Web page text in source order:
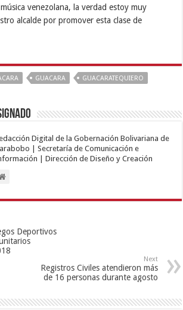
venezolana, la verdad estoy muy
alcalde por promover esta clase de
GUACARA GUACARATEQUIERO
Digital de la Gobernación Bolivariana de
| Secretaría de Comunicación e
| Dirección de Diseño y Creación
Deportivos
Next
Registros Civiles atendieron más
de 16 personas durante agosto